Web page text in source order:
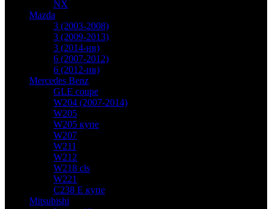
NX
Mazda
3 (2003-2008)
3 (2009-2013)
3 (2014-нв)
6 (2007-2012)
6 (2012-нв)
Mercedes Benz
GLE coupe
W204 (2007-2014)
W205
W205 купе
W207
W211
W212
W218 cls
W221
C238 E купе
Mitsubishi